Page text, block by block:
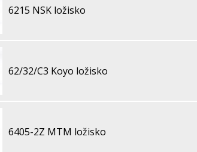
6215 NSK ložisko
62/32/C3 Koyo ložisko
6405-2Z MTM ložisko